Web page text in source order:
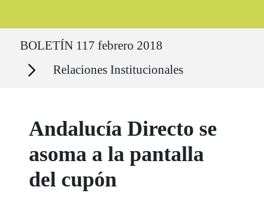
BOLETÍN 117 febrero 2018
Secciones Relaciones Institucionales
Andalucía Directo se
asoma a la pantalla
del cupón